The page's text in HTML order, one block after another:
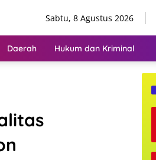
Sabtu, 8 Agustus 2026
Daerah Hukum dan Kriminal